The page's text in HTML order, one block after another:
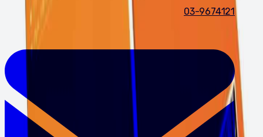
03-9674121